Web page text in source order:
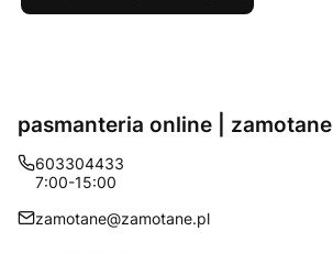
pasmanteria online | zamotane
603304433
7:00-15:00
zamotane@zamotane.pl